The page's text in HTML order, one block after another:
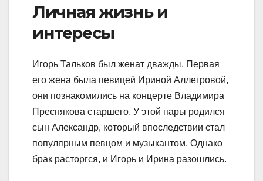
Личная жизнь и
интересы
Игорь Тальков был женат дважды. Первая
его жена была певицей Ириной Аллегровой,
они познакомились на концерте Владимира
Преснякова старшего. У этой пары родился
сын Александр, который впоследствии стал
популярным певцом и музыкантом. Однако
брак расторгся, и Игорь и Ирина разошлись.